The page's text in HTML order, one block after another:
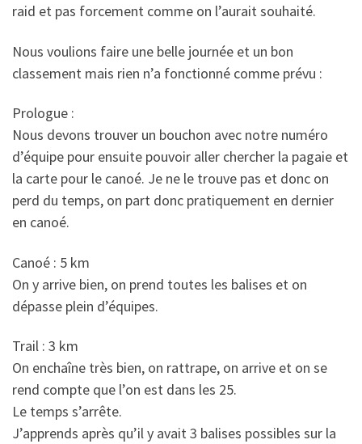
raid et pas forcement comme on l’aurait souhaité.
Nous voulions faire une belle journée et un bon
classement mais rien n’a fonctionné comme prévu :
Prologue :
Nous devons trouver un bouchon avec notre numéro
d’équipe pour ensuite pouvoir aller chercher la pagaie et
la carte pour le canoé. Je ne le trouve pas et donc on
perd du temps, on part donc pratiquement en dernier
en canoé.
Canoé : 5 km
On y arrive bien, on prend toutes les balises et on
dépasse plein d’équipes.
Trail : 3 km
On enchaîne très bien, on rattrape, on arrive et on se
rend compte que l’on est dans les 25.
Le temps s’arrête.
J’apprends après qu’il y avait 3 balises possibles sur la